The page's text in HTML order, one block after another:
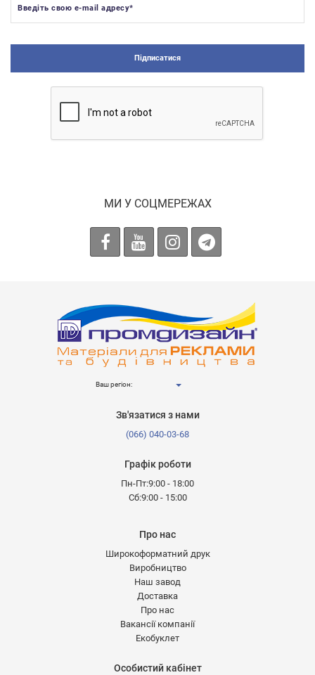
Введіть свою e-mail адресу*
Підписатися
МИ У СОЦМЕРЕЖАХ
Ваш регіон:
Зв'язатися з нами
(066) 040-03-68
Графік роботи
Пн-Пт:9:00 - 18:00
Сб:9:00 - 15:00
Про нас
Широкоформатний друк
Виробництво
Наш завод
Доставка
Про нас
Вакансії компанії
Екобуклет
Особистий кабінет